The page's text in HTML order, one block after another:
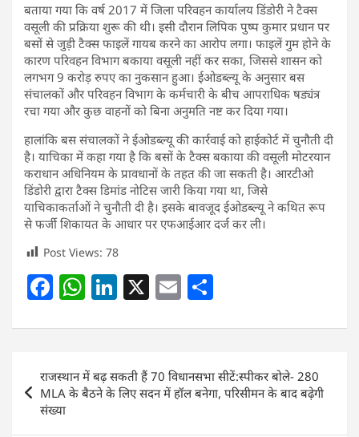
बताया गया कि वर्ष 2017 में जिला परिवहन कार्यालय डिंडोरी ने टैक्स
वसूली की प्रक्रिया शुरू की थी। इसी दौरान लिपिक पुष्प कुमार प्रधान पर
बसों से जुड़ी टैक्स फाइलें गायब करने का आरोप लगा। फाइलें गुम होने के
कारण परिवहन विभाग बकाया वसूली नहीं कर सका, जिससे शासन को
लगभग 9 करोड़ रुपए का नुकसान हुआ। ईओडब्ल्यू के अनुसार बस
संचालकों और परिवहन विभाग के कर्मचारी के बीच आपराधिक षड्यंत्र
रचा गया और कुछ वाहनों को बिना अनुमति नष्ट कर दिया गया।
हालांकि बस संचालकों ने ईओडब्ल्यू की कार्रवाई को हाईकोर्ट में चुनौती दी
है। याचिका में कहा गया है कि बसों के टैक्स बकाया की वसूली मोटरयान
कराधान अधिनियम के प्रावधानों के तहत की जा सकती है। आरटीओ
डिंडोरी द्वारा टैक्स डिमांड नोटिस जारी किया गया था, जिसे
याचिकाकर्ताओं ने चुनौती दी है। इसके बावजूद ईओडब्ल्यू ने कथित रूप
से फर्जी शिकायत के आधार पर एफआईआर दर्ज कर ली।
Post Views: 78
F
c
e
b
o
W
at
s
A
Li
k
e
dI
X E
ai
l
ar
e
navigation
राजस्थान में बढ़ सकती हैं 70 विधानसभा सीटें:स्पीकर बोले- 280
MLA के बैठने के लिए सदन में हॉल बनेगा, परिसीमन के बाद बढ़ेगी
संख्या